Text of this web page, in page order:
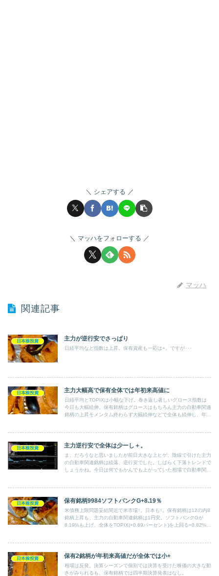
シェアする
マッハをフォローする
マッハ
関連記事
日本株投資 主力が逆行安でさっぱり
日経平均など指数は上昇。保有資産も一応は+。ですが･･･
日本株投資 主力大幅高で保有全体では年初来高値に
日経平均とTOPIXは小幅な下げ。巻き返し著しいグロース指数は
今日も大幅続伸。保有銘柄はグロースはもちろん主力の自動車関連
銘柄の上昇モメンタム終わらず大幅続伸などで全体も続伸し、年初
日本株投資 主力逆行安で全体は少ーし＋。
ま、だろうなと思いましたが前日大きな上ヒゲ、陰線で引けた主力
の自動車関連銘柄は続落、逆行安でした。しばらく下落トレンドで
しょうかね。今日は何でもかんでも上がっていた相場で自動車関連
日本株投資 保有銘柄9984ソフトバンクG+8.19％
米債務上限問題妥結間近で米市場↑。日本も↑。保有銘柄は12の内8
銘柄上昇も、主力の自動車関連銘柄は1円安。ソフトバンクGが
8.19%も上げ、全体をTOPIX(+0.69パーセント)を上回る+0.82%ま
日本株投資 保有2銘柄が年初来高値だが全体では小+
相場は反発。決算シーズンで個別では決算を受けた株価の大きな動
きがみられるも、保有銘柄では四半期決算発表はなし。